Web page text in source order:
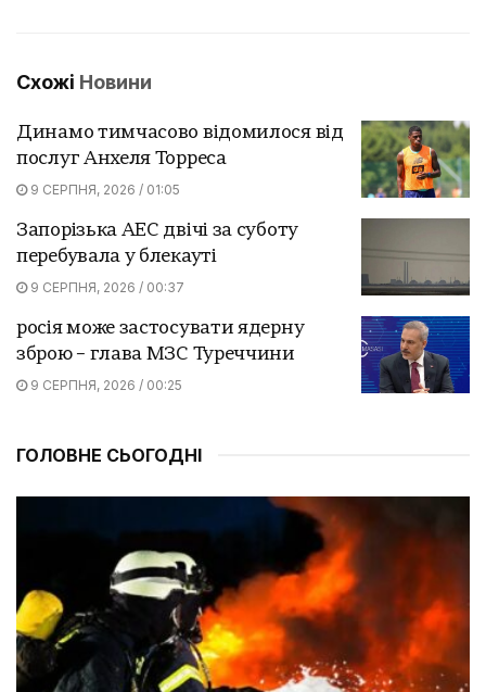
Схожі Новини
Динамо тимчасово відомилося від
послуг Анхеля Торреса
9 СЕРПНЯ, 2026 / 01:05
Запорізька АЕС двічі за суботу
перебувала у блекауті
9 СЕРПНЯ, 2026 / 00:37
росія може застосувати ядерну
зброю – глава МЗС Туреччини
9 СЕРПНЯ, 2026 / 00:25
ГОЛОВНЕ СЬОГОДНІ